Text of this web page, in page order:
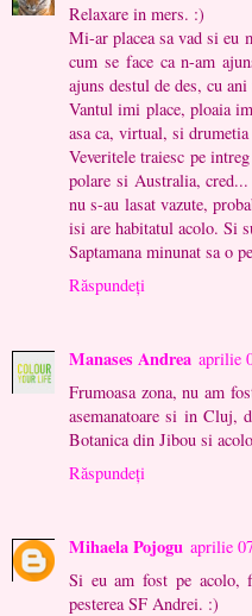
Relaxare in mers. :)
Mi-ar placea sa vad si eu
cum se face ca n-am
ajuns destul de des, cu
Vantul imi place, ploaia
asa ca, virtual, si
Veveritele traiesc pe
polare si Australia, cred...
nu s-au lasat vazute,
isi are habitatul acolo. Si
Saptamana minunat sa o
Răspundeți
Manases Andrea aprilie
Frumoasa zona, nu am
asemanatoare si in Cluj,
Botanica din Jibou si
Răspundeți
Mihaela Pojogu aprilie
Si eu am fost pe acolo,
pesterea SF Andrei. :)